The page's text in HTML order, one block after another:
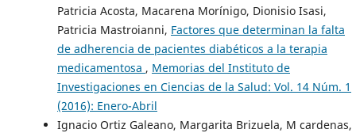
Patricia Acosta, Macarena Morínigo, Dionisio Isasi,
Patricia Mastroianni, Factores que determinan la falta
de adherencia de pacientes diabéticos a la terapia
medicamentosa , Memorias del Instituto de
Investigaciones en Ciencias de la Salud: Vol. 14 Núm. 1
(2016): Enero-Abril
Ignacio Ortiz Galeano, Margarita Brizuela, M cardenas,